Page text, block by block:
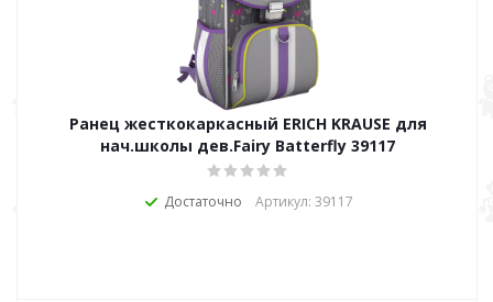
Ранец жесткокаркасный ERICH KRAUSE для
нач.школы дев.Fairy Batterfly 39117
Достаточно Артикул: 39117